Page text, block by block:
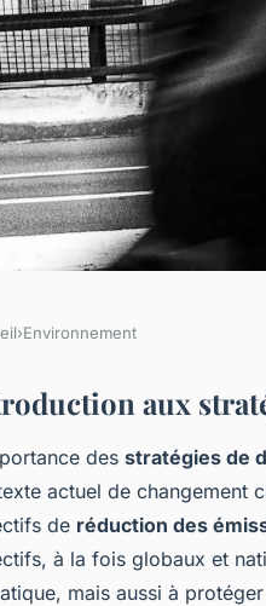
›Environnement
aux
des stratégies de
actuel de changement
de réduction des
à la fois globaux et
mais aussi à